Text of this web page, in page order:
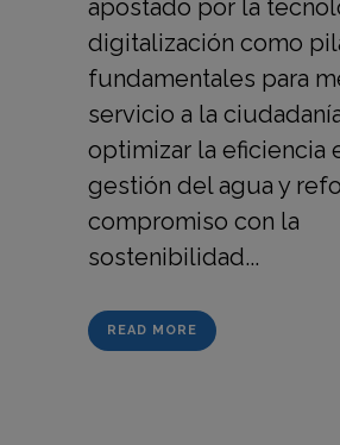
apostado por la
digitalización como
fundamentales para
servicio a la
optimizar la eficiencia
gestión del agua y
compromiso con la
sostenibilidad...
READ MORE